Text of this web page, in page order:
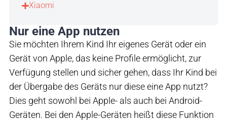
Xiaomi
Nur eine App nutzen
Sie möchten Ihrem Kind Ihr eigenes Gerät oder ein
Gerät von Apple, das keine Profile ermöglicht, zur
Verfügung stellen und sicher gehen, dass Ihr Kind bei
der Übergabe des Geräts nur diese eine App nutzt?
Dies geht sowohl bei Apple- als auch bei Android-
Geräten. Bei den Apple-Geräten heißt diese Funktion